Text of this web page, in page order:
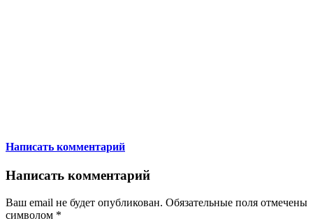
Написать комментарий
Написать комментарий
Ваш email не будет опубликован. Обязательные поля отмечены
символом *